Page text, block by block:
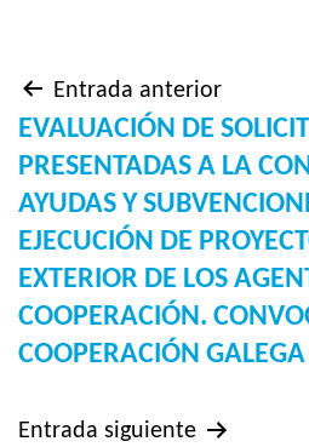
Navegación
de
entradas
Entrada anterior
EVALUACIÓN DE
PRESENTADAS A LA
AYUDAS Y
EJECUCIÓN DE
EXTERIOR DE LOS
COOPERACIÓN.
COOPERACIÓN GALEGA
Entrada siguiente